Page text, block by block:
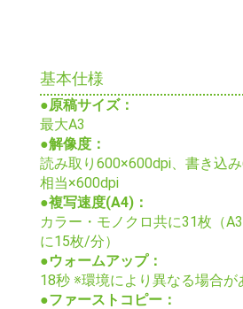
基本仕様
●原稿サイズ：
最大A3
●解像度：
読み取り600×600dpi、書き込
相当×600dpi
●複写速度(A4)：
カラー・モノクロ共に31枚（
に15枚/分）
●ウォームアップ：
18秒 ※環境により異なる場合が
●ファーストコピー：